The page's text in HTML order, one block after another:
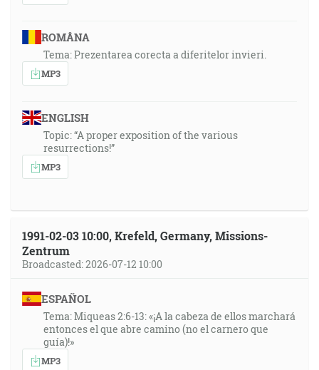
ROMÂNA
Tema: Prezentarea corecta a diferitelor invieri.
MP3
ENGLISH
Topic: “A proper exposition of the various
resurrections!”
MP3
1991-02-03 10:00, Krefeld, Germany, Missions-
Zentrum
Broadcasted: 2026-07-12 10:00
ESPAÑOL
Tema: Miqueas 2:6-13: «¡A la cabeza de ellos marchará
entonces el que abre camino (no el carnero que
guía)!»
MP3